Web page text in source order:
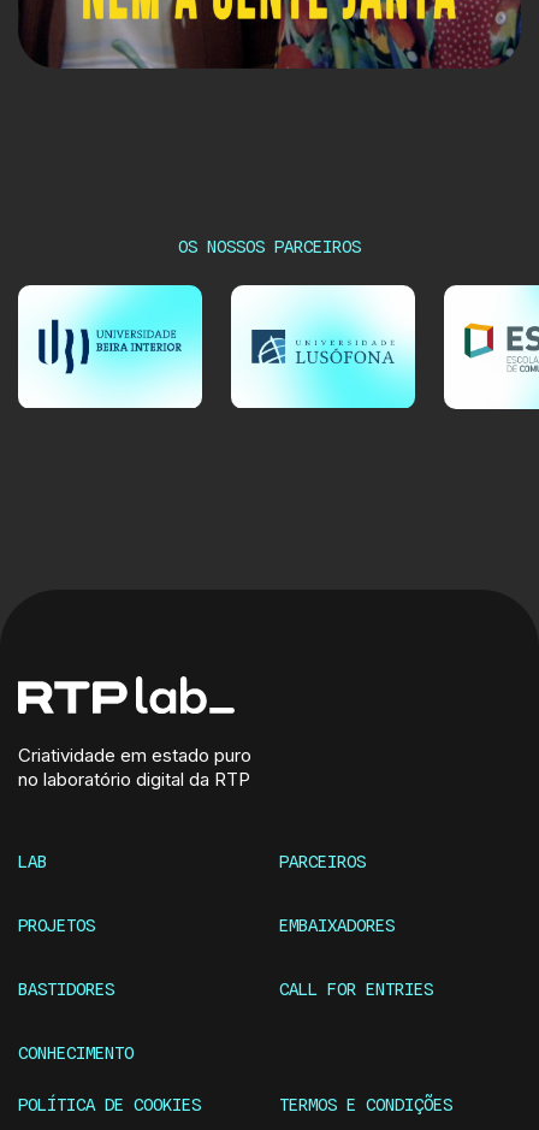
OS NOSSOS PARCEIROS
Criatividade em estado puro
no laboratório digital da RTP
LAB
PROJETOS
BASTIDORES
CONHECIMENTO
PARCEIROS
EMBAIXADORES
CALL FOR ENTRIES
POLÍTICA DE COOKIES TERMOS E CONDIÇÕES